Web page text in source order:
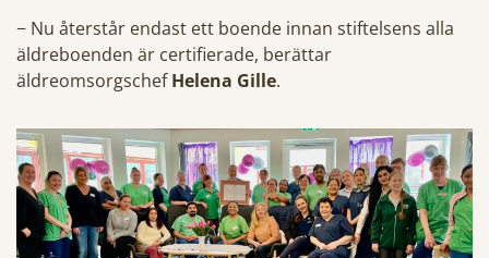
− Nu återstår endast ett boende innan stiftelsens alla
äldreboenden är certifierade, berättar
äldreomsorgschefHelena Gille.